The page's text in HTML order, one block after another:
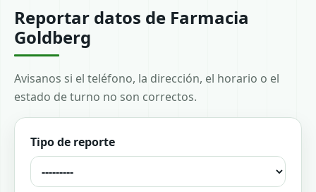
Reportar datos de Farmacia
Goldberg
Avisanos si el teléfono, la dirección, el horario o el
estado de turno no son correctos.
Tipo de reporte